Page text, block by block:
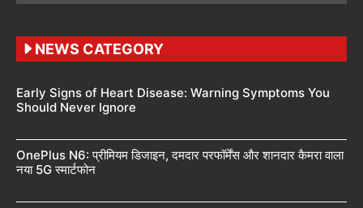
NEWS CATEGORY
Early Signs of Heart Disease: Warning Symptoms You
Should Never Ignore
OnePlus N6: प्रीमियम डिजाइन, दमदार परफॉर्मेंस और शानदार कैमरा वाला
नया 5G स्मार्टफोन